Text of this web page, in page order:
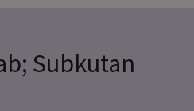
Subkutan